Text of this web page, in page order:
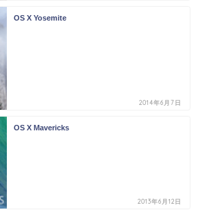
OS X Yosemite
2014年6月7日
OS X Mavericks
2013年6月12日